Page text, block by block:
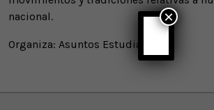
nacional.
Organiza: Asuntos Estudiantiles
×